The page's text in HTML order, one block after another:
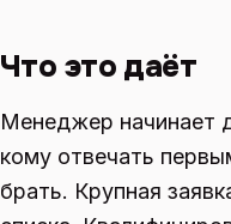
Что это даёт
Менеджер начинает
кому отвечать
брать. Крупная